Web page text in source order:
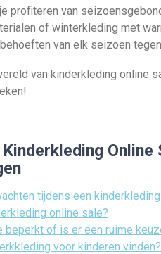
profiteren van
of winterkleding met
van elk seizoen
van kinderkleding online
Online
tijdens een
online sale?
beperkt of is er een ruime
voor kinderen vinden?